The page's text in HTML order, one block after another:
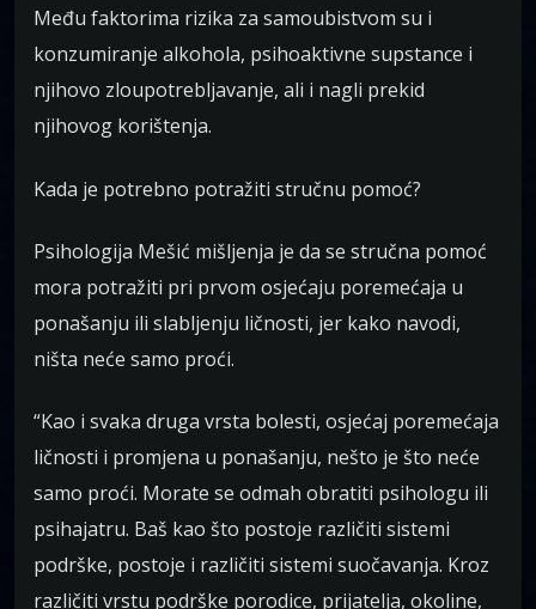
Među faktorima rizika za samoubistvom su i
konzumiranje alkohola, psihoaktivne supstance i
njihovo zloupotrebljavanje, ali i nagli prekid
njihovog korištenja.
Kada je potrebno potražiti stručnu pomoć?
Psihologija Mešić mišljenja je da se stručna pomoć
mora potražiti pri prvom osjećaju poremećaja u
ponašanju ili slabljenju ličnosti, jer kako navodi,
ništa neće samo proći.
“Kao i svaka druga vrsta bolesti, osjećaj poremećaja
ličnosti i promjena u ponašanju, nešto je što neće
samo proći. Morate se odmah obratiti psihologu ili
psihajatru. Baš kao što postoje različiti sistemi
podrške, postoje i različiti sistemi suočavanja. Kroz
različiti vrstu podrške porodice, prijatelja, okoline,